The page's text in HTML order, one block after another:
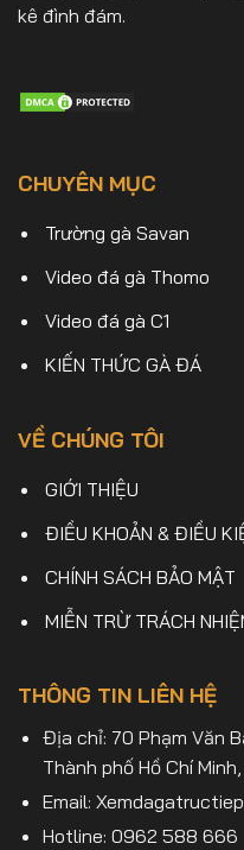
kê đình đám.
CHUYÊN MỤC
Trường gà Savan
Video đá gà Thomo
Video đá gà C1
KIẾN THỨC GÀ ĐÁ
VỀ CHÚNG TÔI
GIỚI THIỆU
ĐIỀU KHOẢN & ĐIỀU
CHÍNH SÁCH BẢO MẬT
MIỄN TRỪ TRÁCH
THÔNG TIN LIÊN HỆ
Địa chỉ: 70 Phạm Văn
Thành phố Hồ Chí
Email:
Hotline: 0962 588 666